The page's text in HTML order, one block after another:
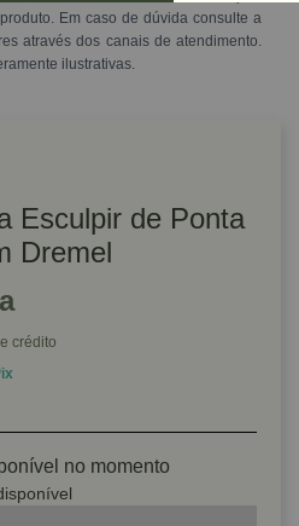
Em caso de dúvida consulte a
através dos canais de atendimento.
ilustrativas.
Esculpir de Ponta
Dremel
crédito
no momento